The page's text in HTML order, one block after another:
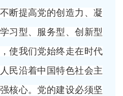
断提高党的创造力、凝
习型、服务型、创新型
使我们党始终走在时代
民沿着中国特色社会主
核心。党的建设必须坚